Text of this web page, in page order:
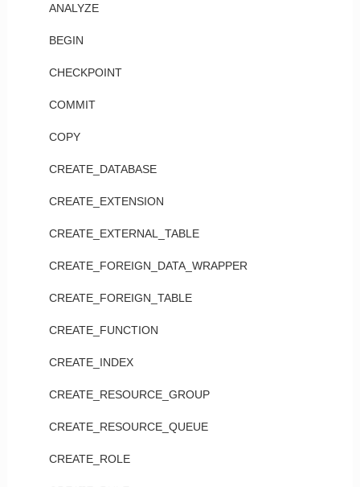
ANALYZE
BEGIN
CHECKPOINT
COMMIT
COPY
CREATE_DATABASE
CREATE_EXTENSION
CREATE_EXTERNAL_TABLE
CREATE_FOREIGN_DATA_WRAPPER
CREATE_FOREIGN_TABLE
CREATE_FUNCTION
CREATE_INDEX
CREATE_RESOURCE_GROUP
CREATE_RESOURCE_QUEUE
CREATE_ROLE